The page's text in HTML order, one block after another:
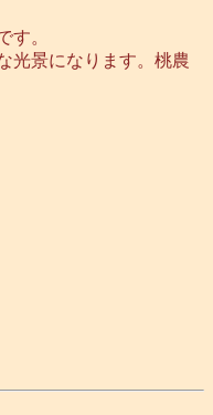
す。
光景になります。桃農